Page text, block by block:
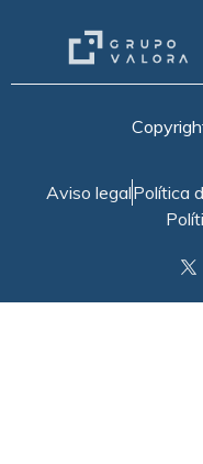
Aviso legalPolítica